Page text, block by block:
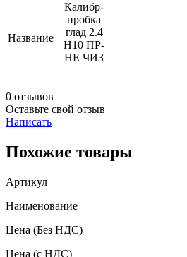
Название
Калибр-
пробка
глад 2.4
Н10 ПР-
НЕ ЧИЗ
0 отзывов
Оставьте свой отзыв
Написать
Похожие товары
Артикул
Наименование
Цена (Без НДС)
Цена (с НДС)